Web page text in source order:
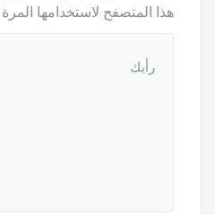
هذا المتصفح لاستخدامها